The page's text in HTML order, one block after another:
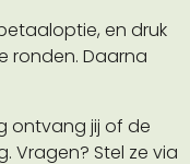
en druk
ronden. Daarna
ontvang jij of de
Vragen? Stel ze via